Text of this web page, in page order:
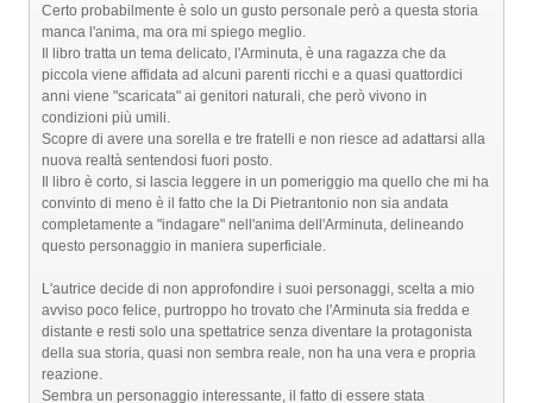
Certo probabilmente è solo un gusto personale però a questa storia
manca l'anima, ma ora mi spiego meglio.
Il libro tratta un tema delicato, l'Arminuta, è una ragazza che da
piccola viene affidata ad alcuni parenti ricchi e a quasi quattordici
anni viene "scaricata" ai genitori naturali, che però vivono in
condizioni più umili.
Scopre di avere una sorella e tre fratelli e non riesce ad adattarsi alla
nuova realtà sentendosi fuori posto.
Il libro è corto, si lascia leggere in un pomeriggio ma quello che mi ha
convinto di meno è il fatto che la Di Pietrantonio non sia andata
completamente a "indagare" nell'anima dell'Arminuta, delineando
questo personaggio in maniera superficiale.
L'autrice decide di non approfondire i suoi personaggi, scelta a mio
avviso poco felice, purtroppo ho trovato che l'Arminuta sia fredda e
distante e resti solo una spettatrice senza diventare la protagonista
della sua storia, quasi non sembra reale, non ha una vera e propria
reazione.
Sembra un personaggio interessante, il fatto di essere stata